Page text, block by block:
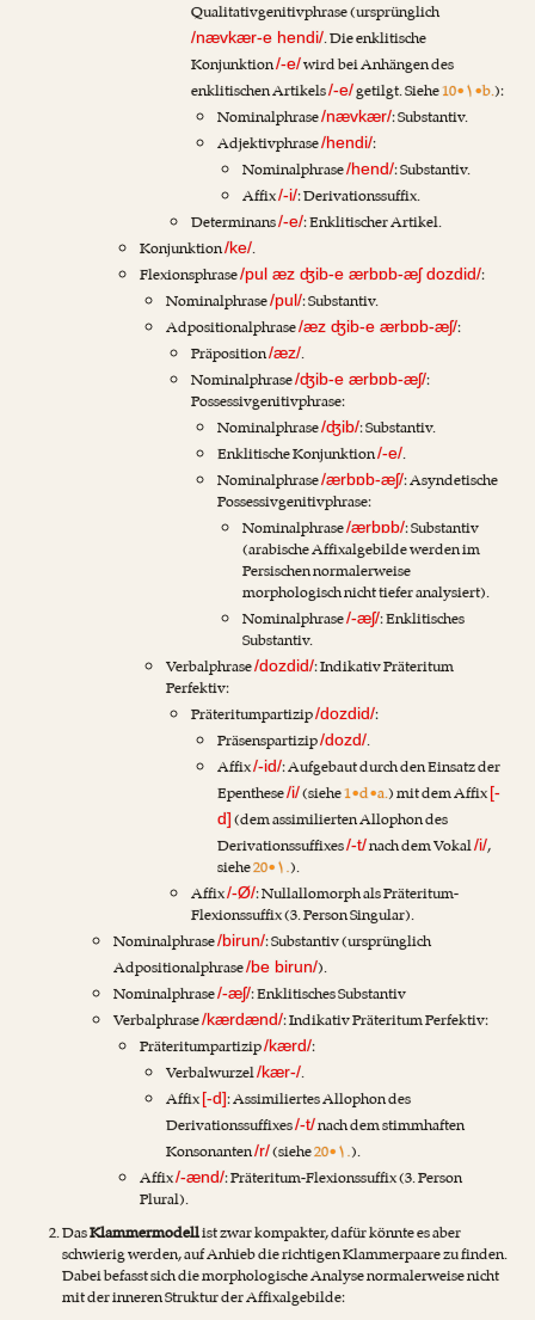
Qualitativgenitivphrase (ursprünglich
/nævkær-e hendi/. Die enklitische
Konjunktion/-e/wird bei Anhängen des
enklitischen Artikels/-e/getilgt. Siehe10•۱•b.):
Nominalphrase/nævkær/: Substantiv.
Adjektivphrase/hendi/:
Nominalphrase/hend/: Substantiv.
Affix/-i/: Derivationssuffix.
Determinans/-e/: Enklitischer Artikel.
Konjunktion/ke/.
Flexionsphrase/pul æz ʤib-e ærbɒb-æʃ dozdid/:
Nominalphrase/pul/: Substantiv.
Adpositionalphrase/æz ʤib-e ærbɒb-æʃ/:
Präposition/æz/.
Nominalphrase/ʤib-e ærbɒb-æʃ/:
Possessivgenitivphrase:
Nominalphrase/ʤib/: Substantiv.
Enklitische Konjunktion/-e/.
Nominalphrase/ærbɒb-æʃ/: Asyndetische
Possessivgenitivphrase:
Nominalphrase/ærbɒb/: Substantiv
(arabische Affixalgebilde werden im
Persischen normalerweise
morphologisch nicht tiefer analysiert).
Nominalphrase/-æʃ/: Enklitisches
Substantiv.
Verbalphrase/dozdid/: Indikativ Präteritum
Perfektiv:
Präteritumpartizip/dozdid/:
Präsenspartizip/dozd/.
Affix/-id/: Aufgebaut durch den Einsatz der
Epenthese/i/(siehe1•d•a.) mit dem Affix[-
d](dem assimilierten Allophon des
Derivationssuffixes/-t/nach dem Vokal/i/,
siehe20•۱.).
Affix/-Ø/: Nullallomorph als Präteritum-
Flexionssuffix (3. Person Singular).
Nominalphrase/birun/: Substantiv (ursprünglich
Adpositionalphrase/be birun/).
Nominalphrase/-æʃ/: Enklitisches Substantiv
Verbalphrase/kærdænd/: Indikativ Präteritum Perfektiv:
Präteritumpartizip/kærd/:
Verbalwurzel/kær-/.
Affix[-d]: Assimiliertes Allophon des
Derivationssuffixes/-t/nach dem stimmhaften
Konsonanten/r/(siehe20•۱.).
Affix/-ænd/: Präteritum-Flexionssuffix (3. Person
Plural).
DasKlammermodellist zwar kompakter, dafür könnte es aber
schwierig werden, auf Anhieb die richtigen Klammerpaare zu finden.
Dabei befasst sich die morphologische Analyse normalerweise nicht
mit der inneren Struktur der Affixalgebilde: